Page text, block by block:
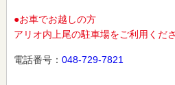
●お車でお越しの方
アリオ内上尾の駐車場をご利用くださ
電話番号： 048-729-7821